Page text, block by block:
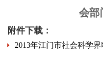
会部
附件下载：
2013年江门市社会科学